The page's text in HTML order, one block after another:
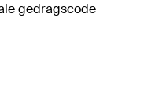
gedragscode